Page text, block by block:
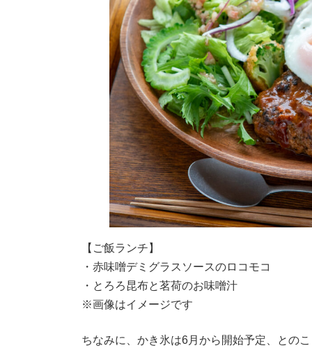
【ご飯ランチ】
・赤味噌デミグラスソースのロコモコ
・とろろ昆布と茗荷のお味噌汁
※画像はイメージです
ちなみに、かき氷は6月から開始予定、との